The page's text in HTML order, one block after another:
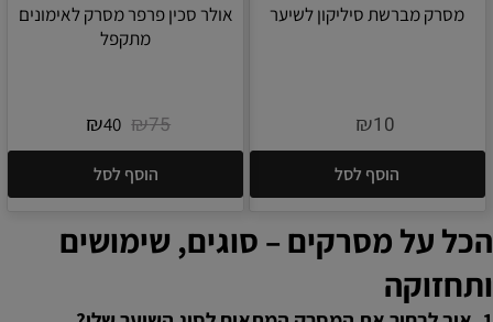
מסרק מברשת סיליקון לשיער
₪10
הוסף לסל
אולר סכין פרפר מסרק לאימונים
מתקפל
₪75
₪40
הוסף לסל
הכל על מסרקים – סוגים, שימושים
ותחזוקה